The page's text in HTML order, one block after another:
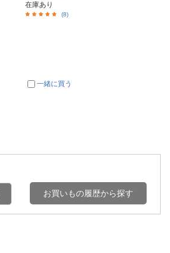
在庫あり
(8)
一緒に買う
お買いもの履歴から探す